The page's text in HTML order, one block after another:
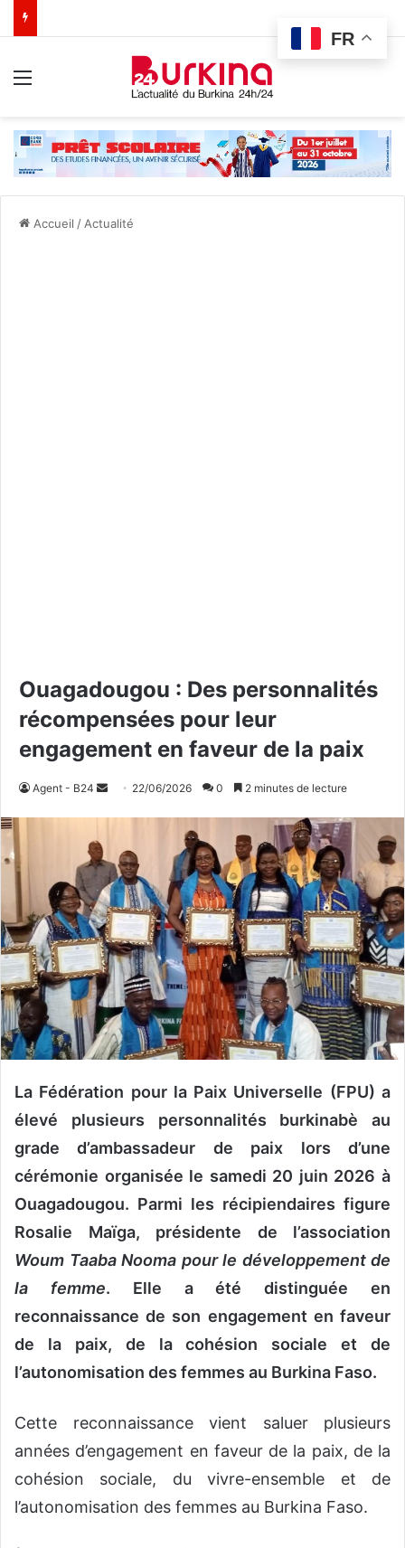
Accueil / Actualité
Ouagadougou : Des personnalités
récompensées pour leur
engagement en faveur de la paix
Agent - B24
y
e
r
u
n
c
o
u
r
i
e
22/06/2026 0 2 minutes de lecture
La Fédération pour la Paix Universelle (FPU) a
élevé plusieurs personnalités burkinabè au
grade d’ambassadeur de paix lors d’une
cérémonie organisée le samedi 20 juin 2026 à
Ouagadougou. Parmi les récipiendaires figure
Rosalie Maïga, présidente de l’association
Woum Taaba Nooma pour le développement de
la femme. Elle a été distinguée en
reconnaissance de son engagement en faveur
de la paix, de la cohésion sociale et de
l’autonomisation des femmes au Burkina Faso.
Cette reconnaissance vient saluer plusieurs
années d’engagement en faveur de la paix, de la
cohésion sociale, du vivre-ensemble et de
l’autonomisation des femmes au Burkina Faso.
FR